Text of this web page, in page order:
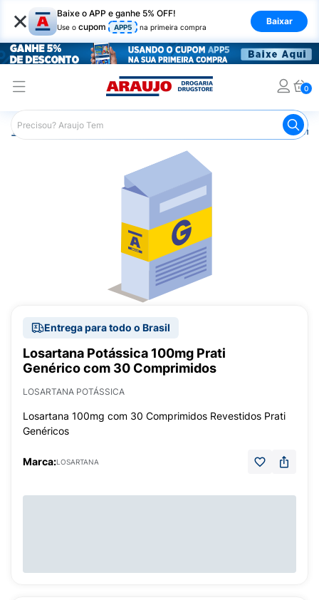
× Baixe o APP e ganhe 5% OFF!
Use o cupom APP5 na primeira compra
Baixar
0
Araujo Medicamentos
Entrega para todo o Brasil
Losartana Potássica 100mg Prati
Genérico com 30 Comprimidos
LOSARTANA POTÁSSICA
Losartana 100mg com 30 Comprimidos Revestidos Prati
Genéricos
Marca:LOSARTANA